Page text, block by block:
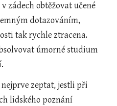
zádech obtěžovat učené
dotazováním,
tak rychle ztracena.
úmorné studium
zeptat, jestli při
lidského poznání